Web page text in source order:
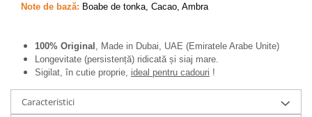
Note de bază: Boabe de tonka, Cacao, Ambra
100% Original , Made in Dubai, UAE (Emiratele Arabe Unite)
Longevitate (persistență) ridicată și siaj mare.
Sigilat, în cutie proprie, ideal pentru cadouri !
Caracteristici